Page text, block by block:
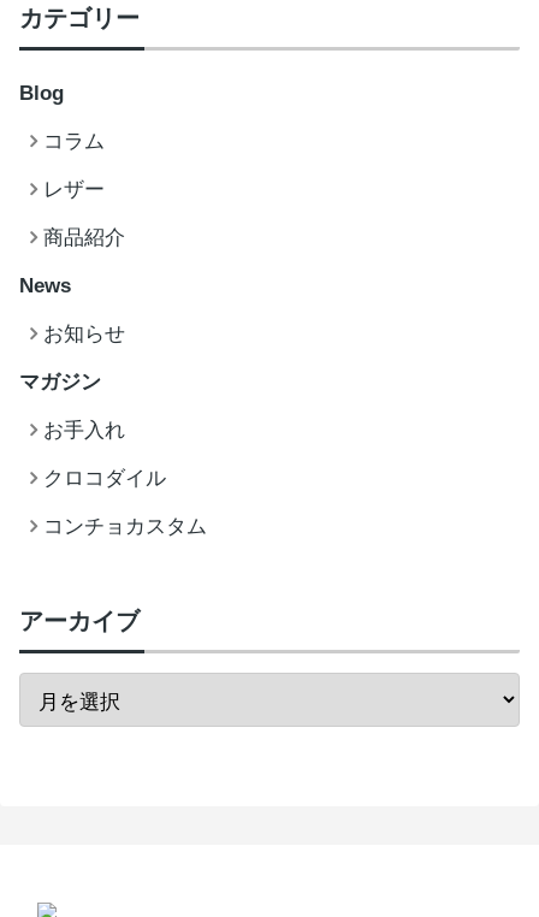
カテゴリー
Blog
コラム
レザー
商品紹介
News
お知らせ
マガジン
お手入れ
クロコダイル
コンチョカスタム
アーカイブ